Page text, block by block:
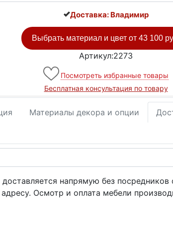
Доставка: Владимир
Выбрать материал и цвет от 43 100
Артикул:2273
Посмотреть избранные товары
Бесплатная консультация по товару
Материалы декора и опции
доставляется напрямую без посредников
Осмотр и оплата мебели